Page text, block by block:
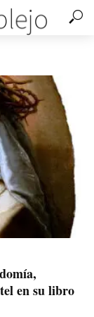
en su libro